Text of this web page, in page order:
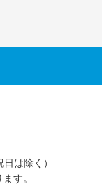
は除く）
す。